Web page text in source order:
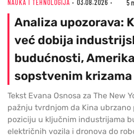
NAUKA I TEHNOLOGIJA 03.08.2026 5
Analiza upozorava:
već dobija
budućnosti,
sopstvenim krizama
Tekst Evana Osnosa za The New
pažnju tvrdnjom da Kina ubrzano
poziciju u ključnim industrijama
električnih vozila i dronova do